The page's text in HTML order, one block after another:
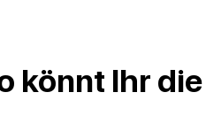
könnt Ihr